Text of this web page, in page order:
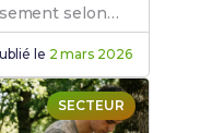
selon
critères.
le 2 mars 2026
SECTEUR